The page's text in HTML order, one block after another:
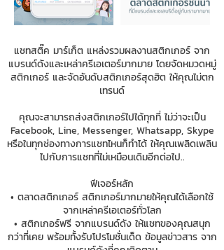
แชทสติ๊ค มาร์เก็ต แหล่งรวมผลงานสติกเกอร์ จาก
แบรนด์ดังและเหล่าครีเอเตอร์มากมาย โดยจัดหมวดหมู่
สติกเกอร์ และจัดอันดับสติกเกอร์สุดฮิต ให้คุณไม่ตก
เทรนด์
คุณจะสามารถส่งสติกเกอร์ไปได้ทุกที่ ไม่ว่าจะเป็น
Facebook, Line, Messenger, Whatsapp, Skype
หรือในทุกช่องทางการแชทไหนก็ทำได้ ให้คุณเพลิดเพลิน
ไปกับการแชทที่ไม่เหมือนเดิมอีกต่อไป..
ฟีเจอร์หลัก
• ตลาดสติกเกอร์ สติกเกอร์มากมายให้คุณได้เลือกใช้
จากเหล่าครีเอเตอร์ทั่วโลก
• สติกเกอร์ฟรี จากแบรนด์ดัง ให้แชทของคุณสนุก
กว่าที่เคย พร้อมทั้งรับโปรโมชั่นเด็ด ข้อมูลข่าวสาร จาก